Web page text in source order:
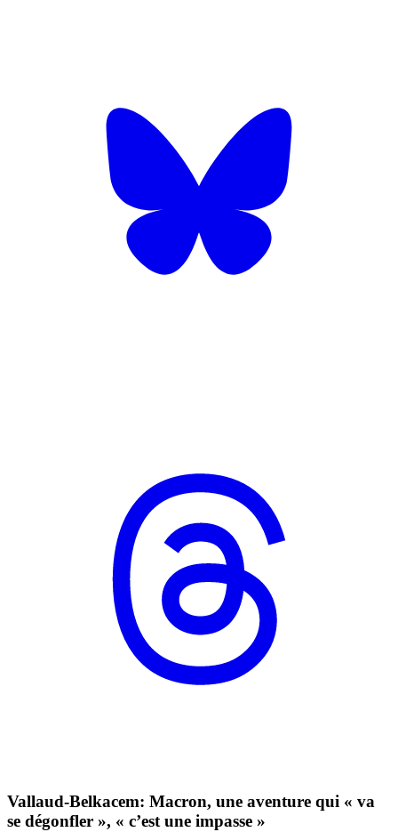
Vallaud-Belkacem: Macron, une aventure qui « va
se dégonfler », « c’est une impasse »